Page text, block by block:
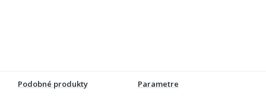
Podobné produkty Parametre